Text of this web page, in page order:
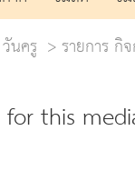
นครู
รายการ กิ
this